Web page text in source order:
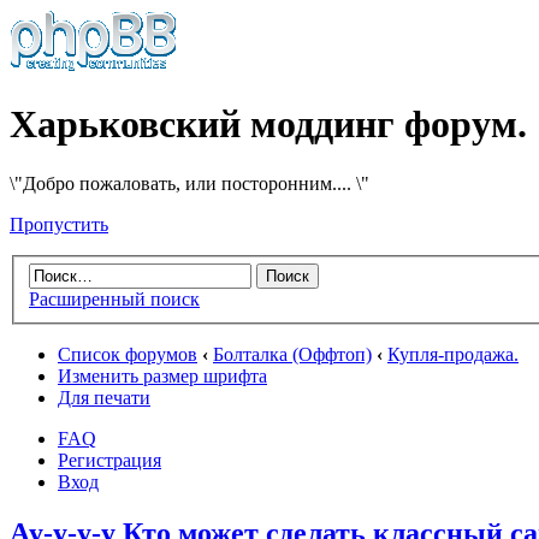
Харьковский моддинг форум.
\"Добро пожаловать, или посторонним.... \"
Пропустить
Расширенный поиск
Список форумов ‹ Болталка (Оффтоп) ‹ Купля-продажа.
Изменить размер шрифта
Для печати
FAQ
Регистрация
Вход